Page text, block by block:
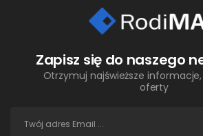
Zapisz się do naszego
Otrzymuj najświeższe
oferty